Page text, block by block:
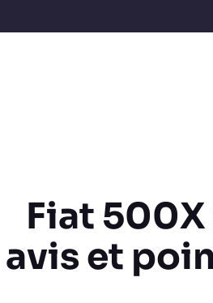
Fiat
avis et